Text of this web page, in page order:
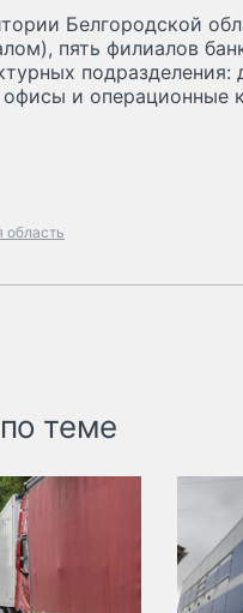
Белгородской
пять филиалов
и операционные
область
теме